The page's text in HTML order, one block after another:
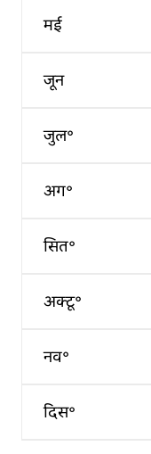
मई
जून
जुल॰
अग॰
सित॰
अक्टू॰
नव॰
दिस॰